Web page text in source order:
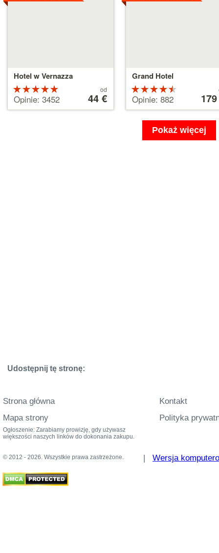
Hotel w Vernazza
5 na 5
gwiazdek
Opinie: 3452
od
44 €
Grand Hotel
4.5 na 5
gwiazdek
Opinie: 882 179 €
Pokaż więcej
Udostępnij tę stronę:
Strona główna
Mapa strony
Kontakt
Polityka
Ogłoszenie: Zarabiamy prowizję, gdy używasz
większości naszych linków do dokonania zakupu.
© 2012 - 2026. Wszystkie prawa zastrzeżone. | Wersja